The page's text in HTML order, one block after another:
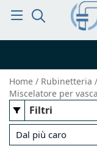
Home Rubinetteria
Miscelatore per
Filtri